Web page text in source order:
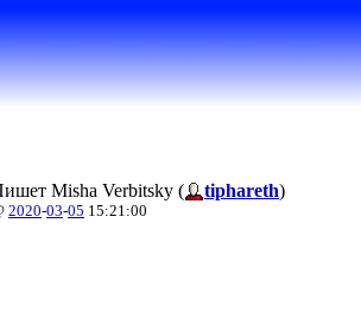
Misha Verbitsky ( tiphareth)
2020-03-05 15:21:00